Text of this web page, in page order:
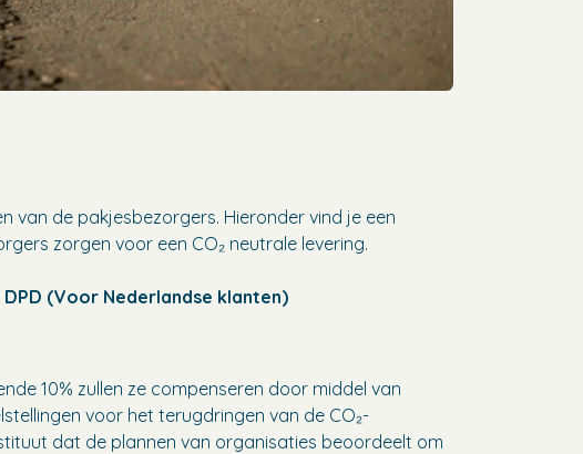
van de pakjesbezorgers. Hieronder vind je een
zorgen voor een CO₂ neutrale levering.
DPD (Voor Nederlandse klanten)
10% zullen ze compenseren door middel van
voor het terugdringen van de CO₂-
dat de plannen van organisaties beoordeelt om